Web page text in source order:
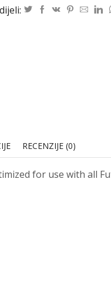
RECENZIJE (0)
for use with all